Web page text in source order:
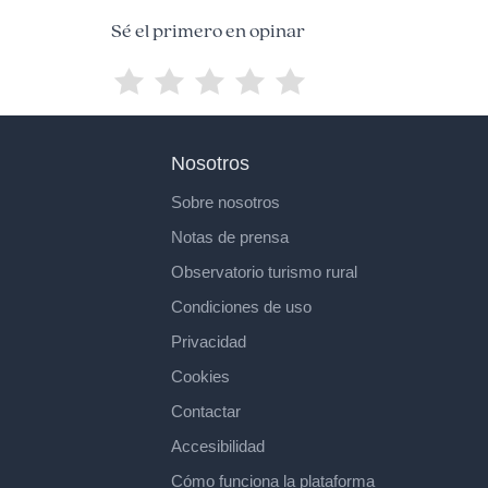
Sé el primero en opinar
Nosotros
Sobre nosotros
Notas de prensa
Observatorio turismo rural
Condiciones de uso
Privacidad
Cookies
Contactar
Accesibilidad
Cómo funciona la plataforma